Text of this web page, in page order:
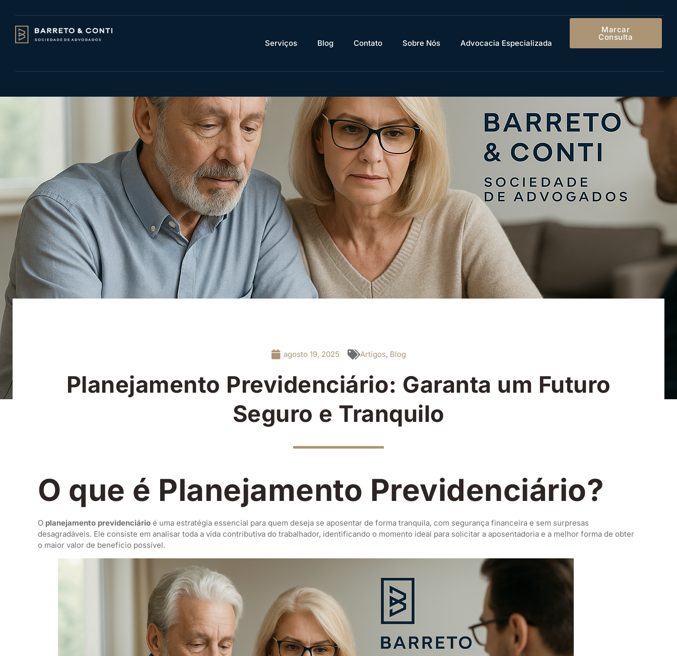
Serviços Blog Contato Sobre Nós Advocacia Especializada
Marcar
Consulta
agosto 19, 2025 Artigos, Blog
Planejamento Previdenciário: Garanta um Futuro
Seguro e Tranquilo
O que é Planejamento Previdenciário?
O planejamento previdenciário é uma estratégia essencial para quem deseja se aposentar de forma tranquila, com segurança financeira e sem surpresas
desagradáveis. Ele consiste em analisar toda a vida contributiva do trabalhador, identificando o momento ideal para solicitar a aposentadoria e a melhor forma de obter
o maior valor de benefício possível.